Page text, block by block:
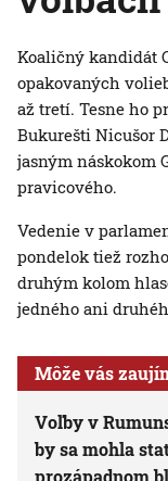
Koaličný kandidát
opakovaných
až tretí. Tesne ho
Bukurešti Nicušor
jasným náskokom
pravicového.
Vedenie v
pondelok tiež
druhým kolom
jedného ani
Môže vás
Voľby v
by sa mohla
prozápadnom